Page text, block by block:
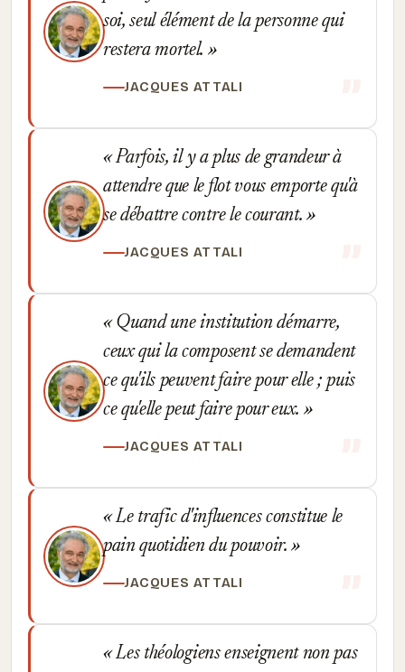
soi, seul élément de la personne qui
restera mortel.
JACQUES ATTALI
Parfois, il y a plus de grandeur à
attendre que le flot vous emporte qu'à
se débattre contre le courant.
JACQUES ATTALI
Quand une institution démarre,
ceux qui la composent se demandent
ce qu'ils peuvent faire pour elle ; puis
ce qu'elle peut faire pour eux.
JACQUES ATTALI
Le trafic d'influences constitue le
pain quotidien du pouvoir.
JACQUES ATTALI
Les théologiens enseignent non pas